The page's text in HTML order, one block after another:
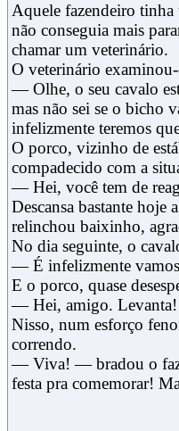
Aquele fazendeiro
não conseguia mais
chamar um veterinário.
O veterinário
— Olhe, o seu cavalo
mas não sei se o bicho
infelizmente teremos
O porco, vizinho de
compadecido com a
— Hei, você tem de
Descansa bastante hoje
relinchou baixinho,
No dia seguinte, o
— É infelizmente
E o porco, quase
— Hei, amigo. Levanta!
Nisso, num esforço
correndo.
— Viva! — bradou o
festa pra comemorar!
x